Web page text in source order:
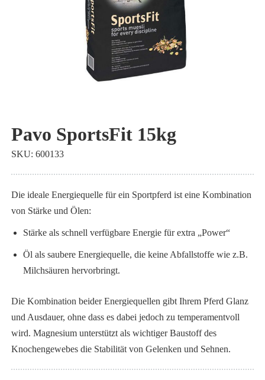
Anfang
der
Bildgalerie
springen
Pavo SportsFit 15kg
Die ideale Energiequelle für ein Sportpferd ist eine Kombination
von Stärke und Ölen:
Stärke als schnell verfügbare Energie für extra „Power“
Öl als saubere Energiequelle, die keine Abfallstoffe wie z.B.
Milchsäuren hervorbringt.
Die Kombination beider Energiequellen gibt Ihrem Pferd Glanz
und Ausdauer, ohne dass es dabei jedoch zu temperamentvoll
wird. Magnesium unterstützt als wichtiger Baustoff des
Knochengewebes die Stabilität von Gelenken und Sehnen.
SKU 600133